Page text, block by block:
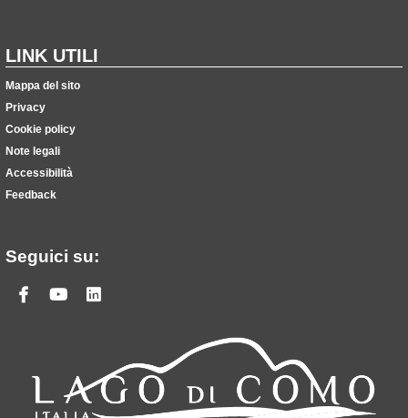
LINK UTILI
Mappa del sito
Privacy
Cookie policy
Note legali
Accessibilità
Feedback
Seguici su:
Facebook
Youtube